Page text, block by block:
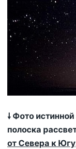
🠗 Фото
полоска
от Севера к Югу